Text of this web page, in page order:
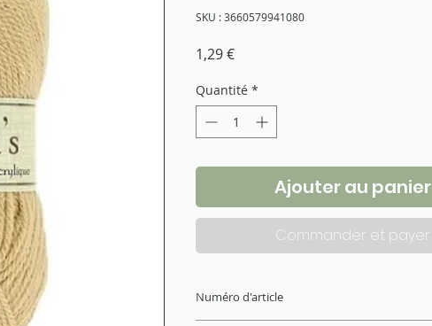
SKU : 3660579941080
1,29 €Prix
Quantité *
Ajouter au panier
Commander et payer
Numéro d'article